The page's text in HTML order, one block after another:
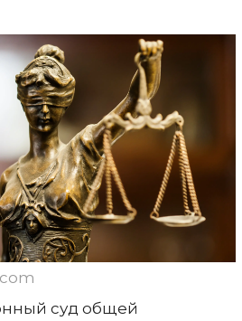
суд общей